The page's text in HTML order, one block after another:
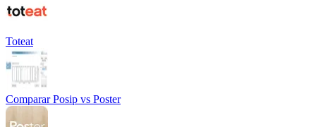
Toteat
Comparar Posip vs Poster